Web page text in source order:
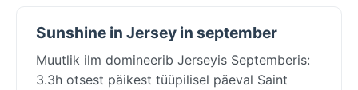
Sunshine in Jersey in september
Muutlik ilm domineerib Jerseyis Septemberis:
3.3h otsest päikest tüüpilisel päeval Saint